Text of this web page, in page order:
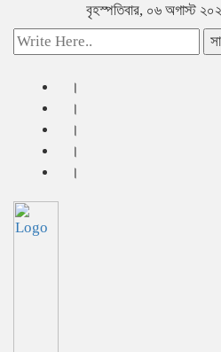
বৃহস্পতিবার, ০৬ অগাস্ট